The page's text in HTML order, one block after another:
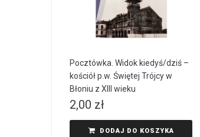
Pocztówka. Widok kiedyś/dziś –
kościół p.w. Świętej Trójcy w
Błoniu z XIII wieku
2,00 zł
DODAJ DO KOSZYKA